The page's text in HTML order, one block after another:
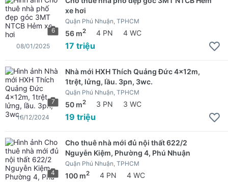
6
xe hơi
Quận Phú Nhuận, TPHCM
56 m2 4 PN 4 WC
17 triệu
08/01/2025
7
Nhà mới HXH Thích Quảng Đức 4x12m,
1trệt, lửng, lầu. 3pn, 3wc.
Quận Phú Nhuận, TPHCM
50 m2 3 PN 3 WC
19 triệu
16/12/2024
4
Cho thuê nhà mới đủ nội thất 622/2
Nguyễn Kiệm, Phường 4, Phú Nhuận
Quận Phú Nhuận, TPHCM
100 m2 4 PN 4 WC